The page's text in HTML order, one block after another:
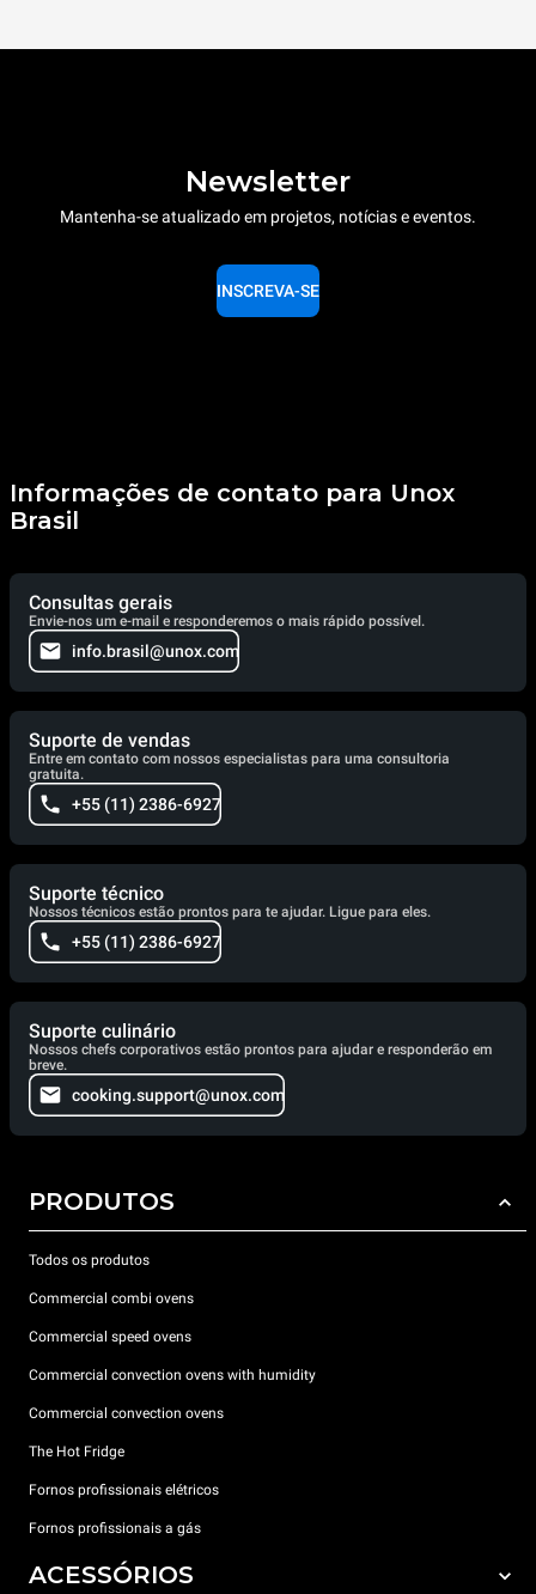
Newsletter
Mantenha-se atualizado em projetos, notícias e eventos.
INSCREVA-SE
Informações de contato para Unox
Brasil
Consultas gerais
Envie-nos um e-mail e responderemos o mais rápido possível.
info.brasil@unox.com
Suporte de vendas
Entre em contato com nossos especialistas para uma consultoria
gratuita.
+55 (11) 2386-6927
Suporte técnico
Nossos técnicos estão prontos para te ajudar. Ligue para eles.
+55 (11) 2386-6927
Suporte culinário
Nossos chefs corporativos estão prontos para ajudar e responderão em
breve.
cooking.support@unox.com
PRODUTOS
Todos os produtos
Commercial combi ovens
Commercial speed ovens
Commercial convection ovens with humidity
Commercial convection ovens
The Hot Fridge
Fornos profissionais elétricos
Fornos profissionais a gás
ACESSÓRIOS